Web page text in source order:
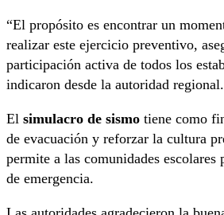
“El propósito es encontrar un
realizar este ejercicio preventivo,
participación activa de todos los
indicaron desde la autoridad regional.
El simulacro de sismo tiene como
de evacuación y reforzar la cultura
permite a las comunidades escolares
de emergencia.